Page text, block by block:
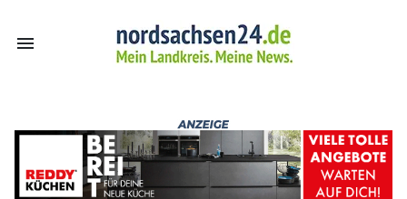
menu Großeinsatz an